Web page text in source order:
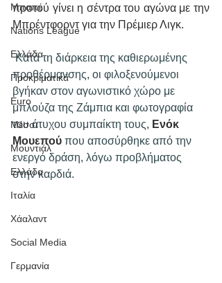
Μπαπέ
Nations League
Ελλάδα
Προκριματικά
Euro
Μέσσι
Μουντιάλ
Ελλάδα
Ιταλία
Χάαλαντ
Social Media
Γερμανία
προτού γίνει η σέντρα του αγώνα με την
Μπρέντφορντ για την Πρέμιερ Λιγκ.
Κατά τη διάρκεια της καθιερωμένης
προθέρμανσης, οι φιλοξενούμενοι
βγήκαν στον αγωνιστικό χώρο με
μπλούζα της Ζάμπια και φωτογραφία
του άτυχου συμπαίκτη τους, Eνόκ
Μουεπού που αποσύρθηκε από την
ενεργό δράση, λόγω προβλήματος
στην καρδιά.